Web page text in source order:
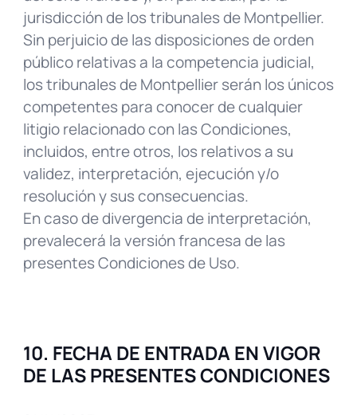
jurisdicción de los tribunales de Montpellier.
Sin perjuicio de las disposiciones de orden
público relativas a la competencia judicial,
los tribunales de Montpellier serán los únicos
competentes para conocer de cualquier
litigio relacionado con las Condiciones,
incluidos, entre otros, los relativos a su
validez, interpretación, ejecución y/o
resolución y sus consecuencias.
En caso de divergencia de interpretación,
prevalecerá la versión francesa de las
presentes Condiciones de Uso.
10. FECHA DE ENTRADA EN VIGOR
DE LAS PRESENTES CONDICIONES